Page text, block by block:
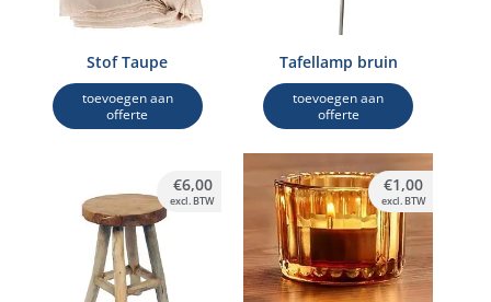
Stof Taupe
toevoegen aan
offerte
Tafellamp bruin
toevoegen aan
offerte
€6,00
excl. BTW
€1,00
excl. BTW